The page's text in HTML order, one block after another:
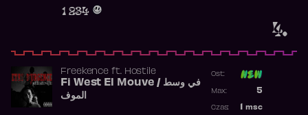
4.
1 234
Freekence ft. Hostile
Fi West El Mouve / في وسط
الموف
Ost:
5
Max:
msc
Czas: